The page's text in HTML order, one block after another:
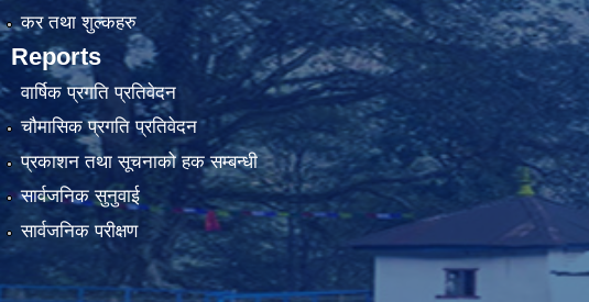
कर तथा शुल्कहरु
Reports
वार्षिक प्रगति प्रतिवेदन
चौमासिक प्रगति प्रतिवेदन
प्रकाशन तथा सूचनाको हक सम्बन्धी
सार्वजनिक सुनुवाई
सार्वजनिक परीक्षण